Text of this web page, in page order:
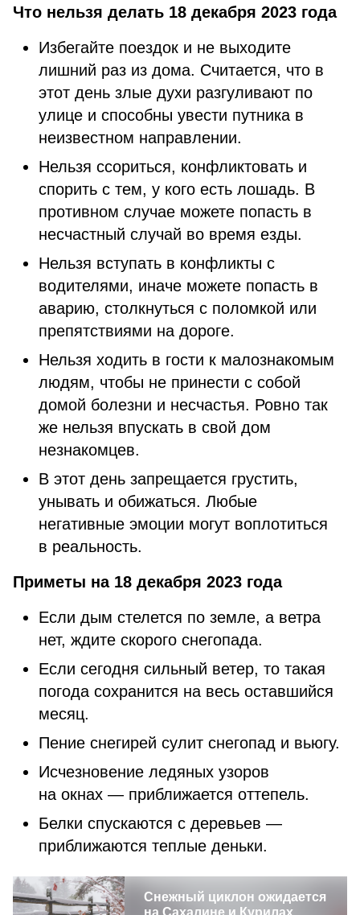
Что нельзя делать 18 декабря 2023 года
Избегайте поездок и не выходите
лишний раз из дома. Считается, что в
этот день злые духи разгуливают по
улице и способны увести путника в
неизвестном направлении.
Нельзя ссориться, конфликтовать и
спорить с тем, у кого есть лошадь. В
противном случае можете попасть в
несчастный случай во время езды.
Нельзя вступать в конфликты с
водителями, иначе можете попасть в
аварию, столкнуться с поломкой или
препятствиями на дороге.
Нельзя ходить в гости к малознакомым
людям, чтобы не принести с собой
домой болезни и несчастья. Ровно так
же нельзя впускать в свой дом
незнакомцев.
В этот день запрещается грустить,
унывать и обижаться. Любые
негативные эмоции могут воплотиться
в реальность.
Приметы на 18 декабря 2023 года
Если дым стелется по земле, а ветра
нет, ждите скорого снегопада.
Если сегодня сильный ветер, то такая
погода сохранится на весь оставшийся
месяц.
Пение снегирей сулит снегопад и вьюгу.
Исчезновение ледяных узоров
на окнах — приближается оттепель.
Белки спускаются с деревьев —
приближаются теплые деньки.
Снежный циклон ожидается
на Сахалине и Курилах